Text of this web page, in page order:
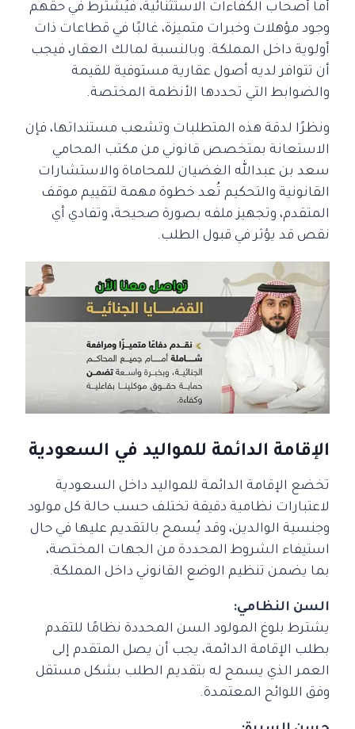
أما أصحاب الكفاءات الاستثنائية، فيُشترط في حقهم
وجود مؤهلات وخبرات متميزة، غالبًا في قطاعات ذات
أولوية داخل المملكة. وبالنسبة لمالك العقار، فيجب
أن تتوافر لديه أصول عقارية مستوفية للقيمة
والضوابط التي تحددها الأنظمة المختصة.
ونظرًا لدقة هذه المتطلبات وتشعب مستنداتها، فإن
الاستعانة بمتخصص قانوني من مكتب المحامي
سعد بن عبدالله الغضيان للمحاماة والاستشارات
القانونية والتحكيم تُعد خطوة مهمة لتقييم موقف
المتقدم، وتجهيز ملفه بصورة صحيحة، وتفادي أي
نقص قد يؤثر في قبول الطلب.
الإقامة الدائمة للمواليد في السعودية
تخضع الإقامة الدائمة للمواليد داخل السعودية
لاعتبارات نظامية دقيقة تختلف حسب حالة كل مولود
وجنسية الوالدين، وقد يُسمح بالتقديم عليها في حال
استيفاء الشروط المحددة من الجهات المختصة،
بما يضمن تنظيم الوضع القانوني داخل المملكة.
السن النظامي:
يشترط بلوغ المولود السن المحددة نظامًا للتقدم
بطلب الإقامة الدائمة، يجب أن يصل المتقدم إلى
العمر الذي يسمح له بتقديم الطلب بشكل مستقل
وفق اللوائح المعتمدة.